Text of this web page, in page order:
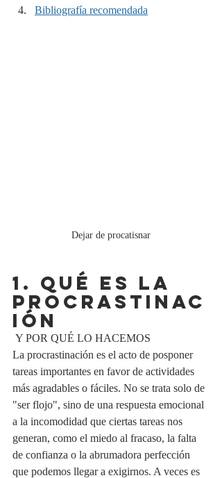
Bibliografía recomendada
Dejar de procatisnar
1. QUÉ ES LA
PROCRASTINAC
IÓN
Y POR QUÉ LO HACEMOS
La procrastinación es el acto de posponer
tareas importantes en favor de actividades
más agradables o fáciles. No se trata solo de
"ser flojo", sino de una respuesta emocional
a la incomodidad que ciertas tareas nos
generan, como el miedo al fracaso, la falta
de confianza o la abrumadora perfección
que podemos llegar a exigirnos. A veces es